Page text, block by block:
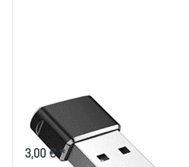
USB-C Buchse auf
USB Stecker Adapter
3,00 € *